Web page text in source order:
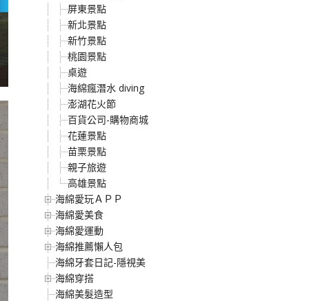
屏東景點
新北景點
新竹景點
桃園景點
桌遊
海綿瘋潛水 diving
澎湖花火節
百貨公司-購物商城
花蓮景點
苗栗景點
親子旅遊
高雄景點
海綿愛玩ＡＰＰ
海綿愛美食
海綿愛運動
海綿推薦懶人包
海綿牙套日記-隱視美
海綿穿搭
海綿美髮造型